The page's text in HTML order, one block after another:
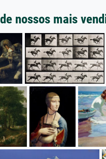
nossos mais